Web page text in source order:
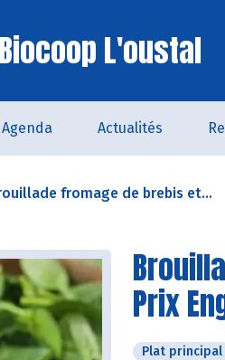
Biocoop L'oustal
Agenda Actualités
fromage de brebis et...
Prix
Plat principal